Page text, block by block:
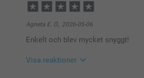
10:32
Hej Nathalie,
Stort tack för fem stjärnor
Vi önskar dig en underbar
Miia @smartphoto
Agneta E. Ö., 2026-05-06
Enkelt och blev mycket snyggt!
Visa reaktioner